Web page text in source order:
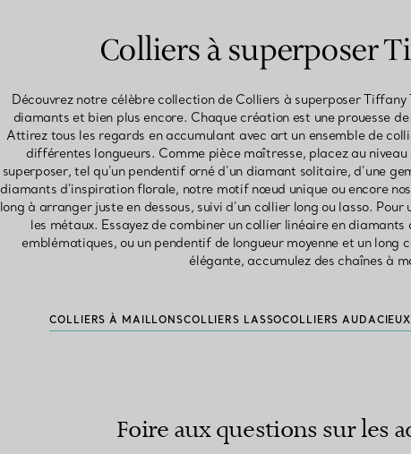
Colliers à superposer
Découvrez notre célèbre collection de Colliers à superposer
diamants et bien plus encore. Chaque création est une prouesse
Attirez tous les regards en accumulant avec art un ensemble de
différentes longueurs. Comme pièce maîtresse, placez au
superposer, tel qu’un pendentif orné d’un diamant solitaire, d’une
diamants d’inspiration florale, notre motif nœud unique ou encore
long à arranger juste en dessous, suivi d’un collier long ou lasso.
les métaux. Essayez de combiner un collier linéaire en
emblématiques, ou un pendentif de longueur moyenne et un
élégante, accumulez des chaînes à
COLLIERS À MAILLONSCOLLIERS LASSOCOLLIERS AUDACIEUX
Foire aux questions sur les